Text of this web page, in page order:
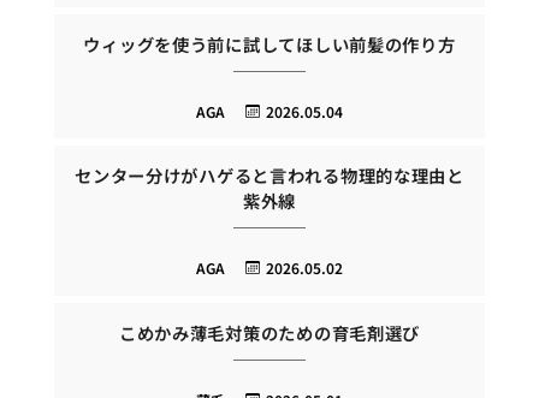
ウィッグを使う前に試してほしい前髪の作り方
2026.05.04
AGA
センター分けがハゲると言われる物理的な理由と
紫外線
2026.05.02
AGA
こめかみ薄毛対策のための育毛剤選び